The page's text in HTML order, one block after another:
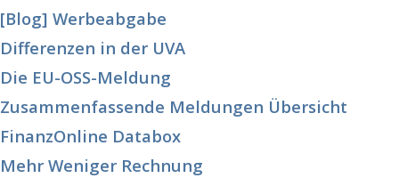
[Blog] Werbeabgabe
Differenzen in der UVA
Die EU-OSS-Meldung
Zusammenfassende Meldungen Übersicht
FinanzOnline Databox
Mehr Weniger Rechnung